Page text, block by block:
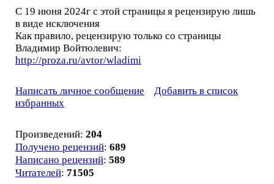
С 19 июня 2024г с этой страницы я рецензирую лишь
в виде исключения
Как правило, рецензирую только со страницы
Владимир Войтюлевич:
http://proza.ru/avtor/wladimi
Написать личное сообщение
Добавить в список
избранных
Произведений: 204
Получено рецензий: 689
Написано рецензий: 589
Читателей: 71505